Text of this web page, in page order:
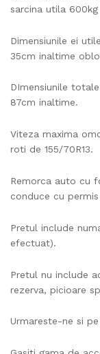
sarcina utila 600kg
Dimensiunile ei
35cm inaltime
DImensiunile
87cm inaltime.
Viteza maxima
roti de 155/70R13.
Remorca auto cu
conduce cu
Pretul include
efectuat).
Pretul nu include
rezerva, picioare
Urmareste-ne si